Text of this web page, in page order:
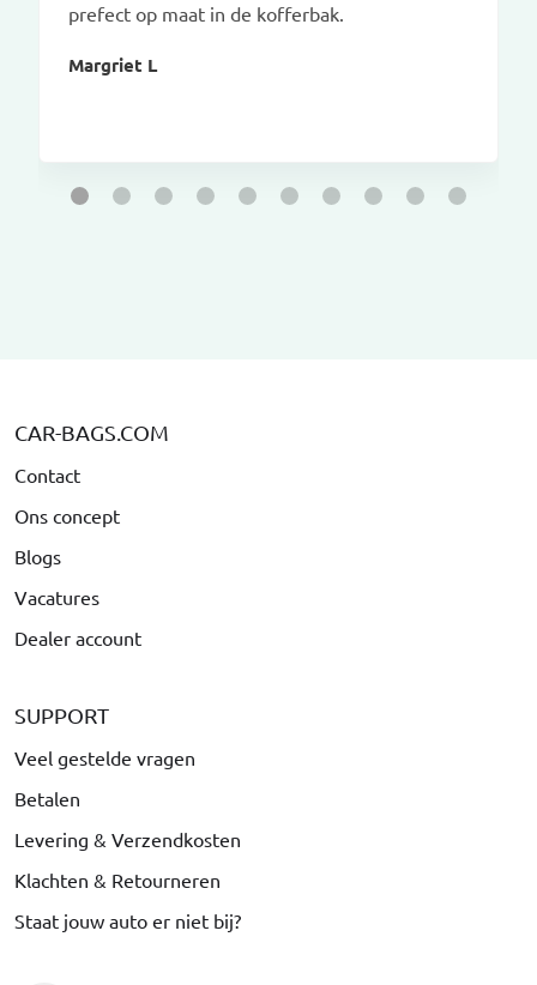
prefect op maat in de kofferbak.
Margriet L
CAR-BAGS.COM
Contact
Ons concept
Blogs
Vacatures
Dealer account
SUPPORT
Veel gestelde vragen
Betalen
Levering & Verzendkosten
Klachten & Retourneren
Staat jouw auto er niet bij?